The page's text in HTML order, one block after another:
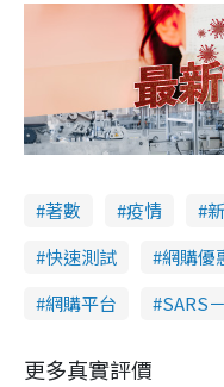
著數 疫情
快速測試
網購優
網購平台
SARS
更多真實評價